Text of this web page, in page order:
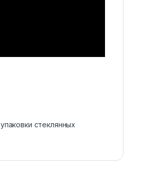
упаковки стеклянных